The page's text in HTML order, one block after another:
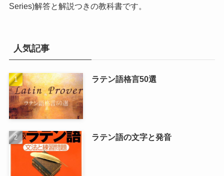
Series)解答と解説つきの教科書です。
人気記事
ラテン語格言50選
ラテン語の文字と発音